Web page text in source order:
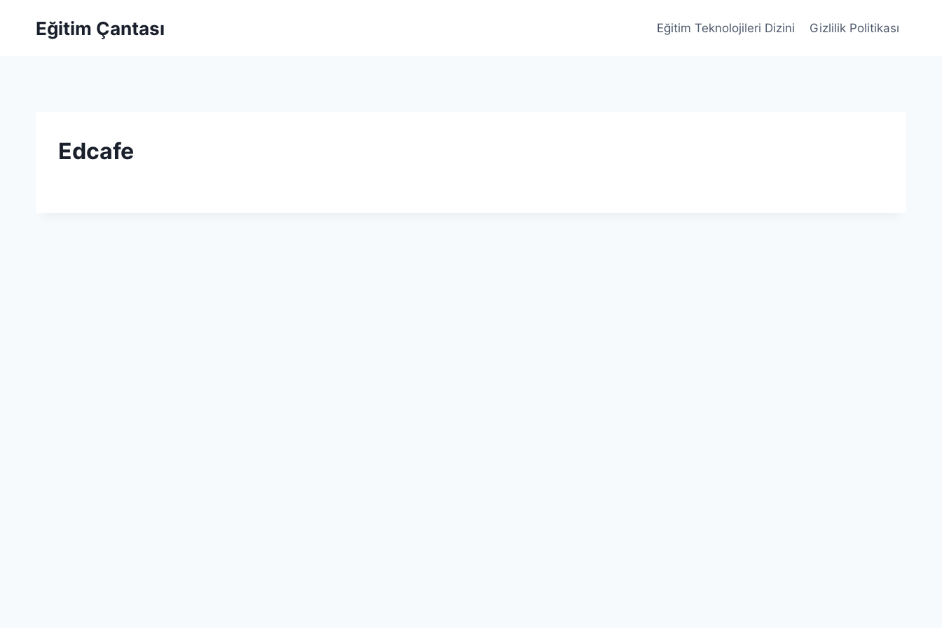
Eğitim Çantası Eğitim Teknolojileri Dizini Gizlilik Politikası
Edcafe